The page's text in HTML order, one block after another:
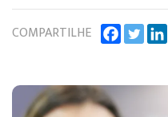
COMPARTILHE